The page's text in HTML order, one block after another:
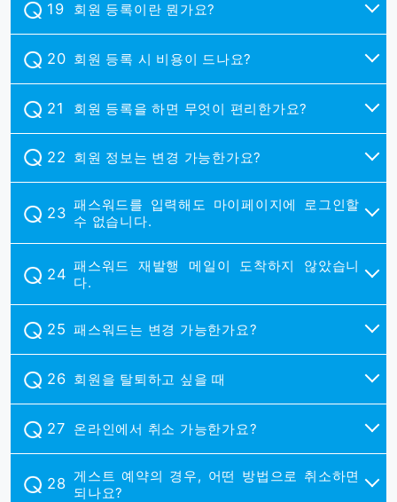
회원 등록이란 뭔가요?
회원 등록 시 비용이 드나요?
회원 등록을 하면 무엇이 편리한가요?
회원 정보는 변경 가능한가요?
패스워드를 입력해도 마이페이지에 로그인할
수 없습니다.
패스워드 재발행 메일이 도착하지 않았습니
다.
패스워드는 변경 가능한가요?
회원을 탈퇴하고 싶을 때
온라인에서 취소 가능한가요?
게스트 예약의 경우, 어떤 방법으로 취소하면
되나요?